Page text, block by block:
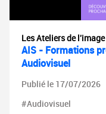
Les Ateliers de
AIS - Formations
Audiovisuel
Publié le 17/07/2026
#Audiovisuel